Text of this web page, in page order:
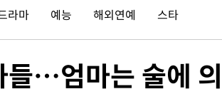
지역 선포
]
라마 예능 해외연예 스타
들…엄마는 술에